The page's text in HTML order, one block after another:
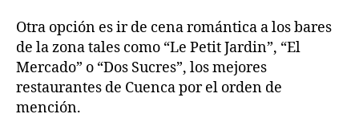
Otra opción es ir de cena romántica a los bares
de la zona tales como “Le Petit Jardin”, “El
Mercado” o “Dos Sucres”, los mejores
restaurantes de Cuenca por el orden de
mención.